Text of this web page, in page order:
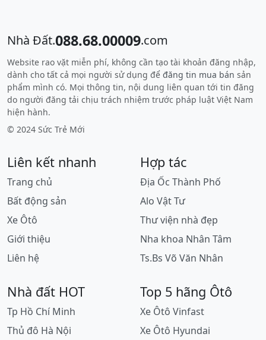
Nhà Đất.088.68.00009.com
Website rao vặt miễn phí, không cần tạo tài khoản đăng nhập,
dành cho tất cả mọi người sử dụng để đăng tin mua bán sản
phẩm mình có. Mọi thông tin, nội dung liên quan tới tin đăng
do người đăng tải chịu trách nhiệm trước pháp luật Việt Nam
hiện hành.
© 2024 Sức Trẻ Mới
Liên kết nhanh
Trang chủ
Bất động sản
Xe Ôtô
Giới thiệu
Liên hệ
Hợp tác
Địa Ốc Thành Phố
Alo Vật Tư
Thư viện nhà đẹp
Nha khoa Nhân Tâm
Ts.Bs Võ Văn Nhân
Nhà đất HOT
Tp Hồ Chí Minh
Thủ đô Hà Nội
Top 5 hãng Ôtô
Xe Ôtô Vinfast
Xe Ôtô Hyundai